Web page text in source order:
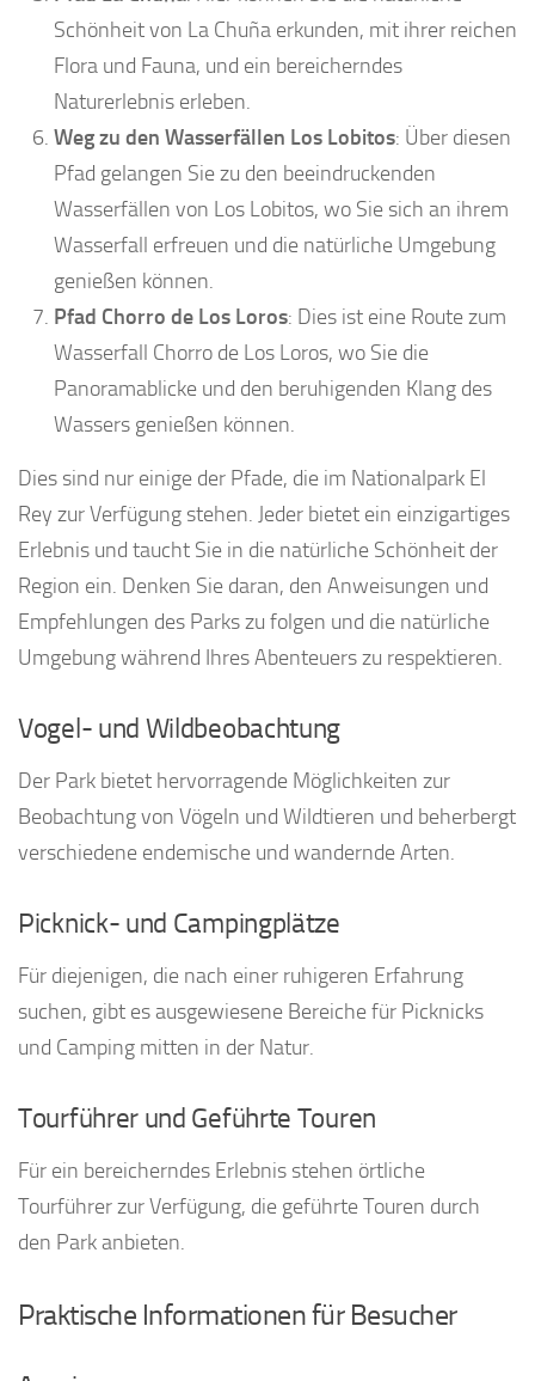
Schönheit von La Chuña erkunden, mit ihrer reichen
Flora und Fauna, und ein bereicherndes
Naturerlebnis erleben.
Weg zu den Wasserfällen Los Lobitos: Über diesen
Pfad gelangen Sie zu den beeindruckenden
Wasserfällen von Los Lobitos, wo Sie sich an ihrem
Wasserfall erfreuen und die natürliche Umgebung
genießen können.
Pfad Chorro de Los Loros: Dies ist eine Route zum
Wasserfall Chorro de Los Loros, wo Sie die
Panoramablicke und den beruhigenden Klang des
Wassers genießen können.
Dies sind nur einige der Pfade, die im Nationalpark El
Rey zur Verfügung stehen. Jeder bietet ein einzigartiges
Erlebnis und taucht Sie in die natürliche Schönheit der
Region ein. Denken Sie daran, den Anweisungen und
Empfehlungen des Parks zu folgen und die natürliche
Umgebung während Ihres Abenteuers zu respektieren.
Vogel- und Wildbeobachtung
Der Park bietet hervorragende Möglichkeiten zur
Beobachtung von Vögeln und Wildtieren und beherbergt
verschiedene endemische und wandernde Arten.
Picknick- und Campingplätze
Für diejenigen, die nach einer ruhigeren Erfahrung
suchen, gibt es ausgewiesene Bereiche für Picknicks
und Camping mitten in der Natur.
Tourführer und Geführte Touren
Für ein bereicherndes Erlebnis stehen örtliche
Tourführer zur Verfügung, die geführte Touren durch
den Park anbieten.
Praktische Informationen für Besucher